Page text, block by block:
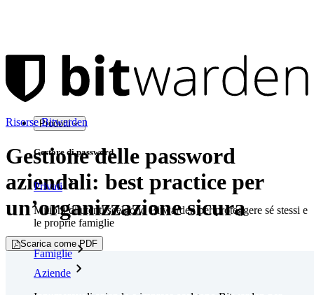
Prodotti
Gestore di password
Privati
Milioni di utenti scelgono Bitwarden per proteggere sé stessi e
le proprie famiglie
Famiglie
Aziende
Risorse Bitwarden
Gestione delle password
aziendali: best practice per
un’organizzazione sicura
Scarica come PDF